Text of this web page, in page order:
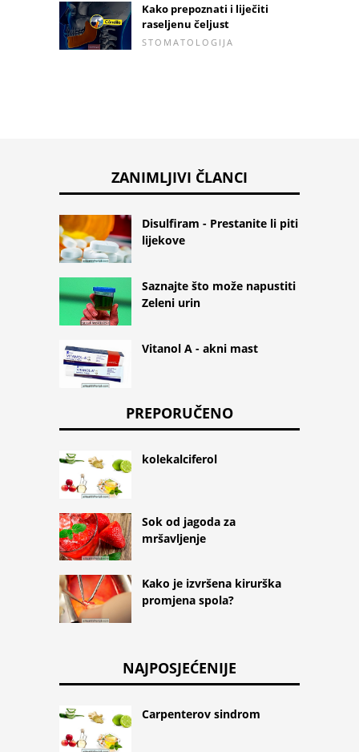
Kako prepoznati i liječiti
raseljenu čeljust
STOMATOLOGIJA
ZANIMLJIVI ČLANCI
Disulfiram - Prestanite li piti
lijekove
Saznajte što može napustiti
Zeleni urin
Vitanol A - akni mast
PREPORUČENO
kolekalciferol
Sok od jagoda za
mršavljenje
Kako je izvršena kirurška
promjena spola?
NAJPOSJEĆENIJE
Carpenterov sindrom